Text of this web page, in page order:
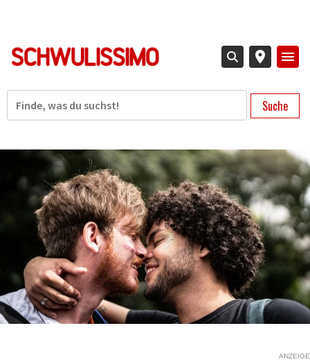
Suche
ANZEIGE